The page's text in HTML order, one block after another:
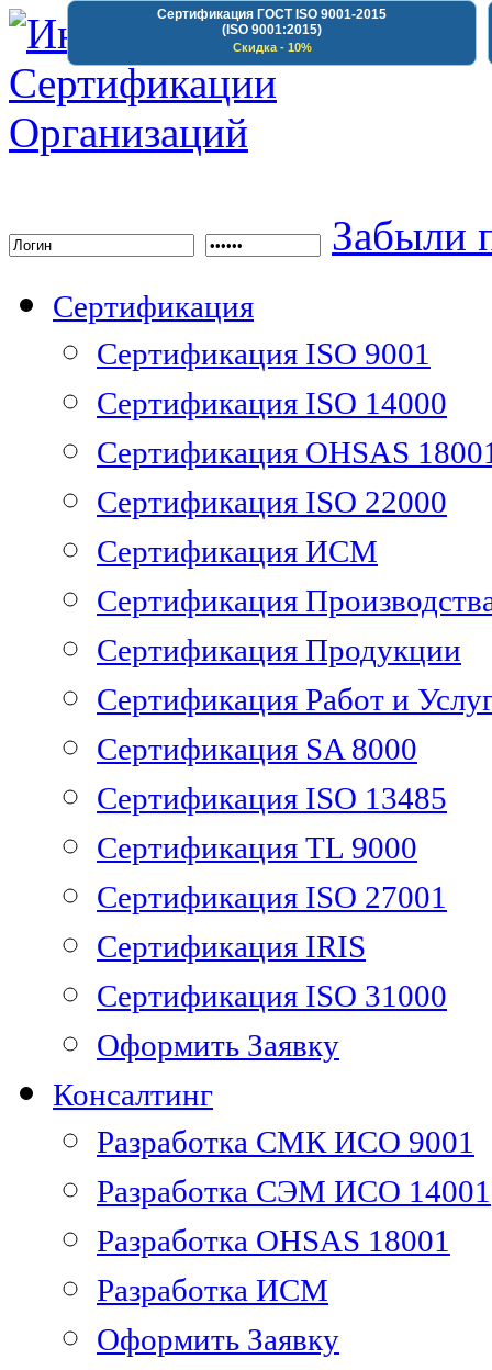
Сертификация ГОСТ ISO 9001-2015
(ISO 9001:2015)
Скидка - 10%
Забыли
Сертификация
Сертификация ISO 9001
Сертификация ISO 14000
Сертификация OHSAS
Сертификация ISO 22000
Сертификация ИСМ
Сертификация
Сертификация Продукции
Сертификация Работ и
Сертификация SA 8000
Сертификация ISO 13485
Сертификация TL 9000
Сертификация ISO 27001
Сертификация IRIS
Сертификация ISO 31000
Оформить Заявку
Консалтинг
Разработка СМК ИСО 9001
Разработка СЭМ ИСО 14001
Разработка OHSAS 18001
Разработка ИСМ
Оформить Заявку